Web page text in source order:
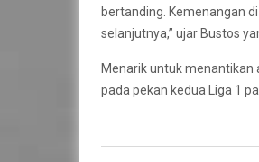
bertanding. Kemenangan
selanjutnya,” ujar Bustos
Menarik untuk menantikan
pada pekan kedua Liga 1